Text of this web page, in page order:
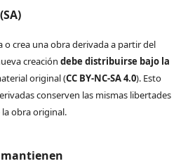
o crea una obra derivada a partir del
creación debe distribuirse bajo la
original (CC BY-NC-SA 4.0). Esto
conserven las mismas libertades
obra original.
mantienen